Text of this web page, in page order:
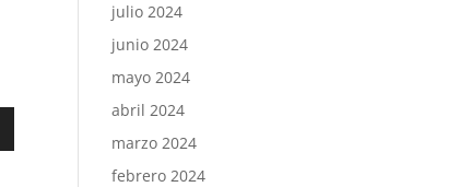
julio 2024
junio 2024
mayo 2024
abril 2024
marzo 2024
febrero 2024